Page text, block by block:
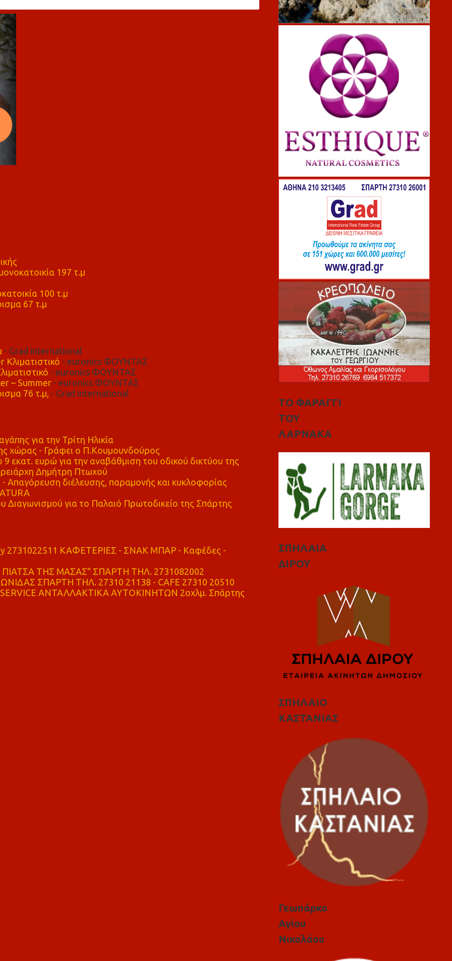
197 τ.μ
100 τ.μ
67 τ.μ
- Grad international
- euronics ΦΟΥΝΤΑΣ
- euronics ΦΟΥΝΤΑΣ
– Summer- euronics ΦΟΥΝΤΑΣ
76 τ.μ, - Grad international
για την Τρίτη Ηλικία
χώρας - Γράφει ο Π.Κουμουνδούρος
9 εκατ. ευρώ για την αναβάθμιση του οδικού δικτύου της
Δημήτρη Πτωχού
διέλευσης, παραμονής και κυκλοφορίας
Διαγωνισμού για το Παλαιό Πρωτοδικείο της Σπάρτης
2731022511 ΚΑΦΕΤΕΡΙΕΣ - ΣΝΑΚ ΜΠΑΡ - Καφέδες -
ΤΗΣ ΜΑΣΑΣ" ΣΠΑΡΤΗ ΤΗΛ. 2731082002
ΣΠΑΡΤΗ ΤΗΛ. 27310 21138 - CAFE 27310 20510
ΑΝΤΑΛΛΑΚΤΙΚΑ ΑΥΤΟΚΙΝΗΤΩΝ 2οχλμ. Σπάρτης
ΤΟ ΦΑΡΑΓΓΙ
ΤΟΥ
ΛΑΡΝΑΚΑ
ΣΠΗΛΑΙΑ
ΔΙΡΟΥ
ΣΠΗΛΑΙΟ
ΚΑΣΤΑΝΙΑΣ
Γεωπάρκο
Αγίου
Νικολάου